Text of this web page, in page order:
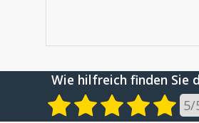
Wie hilfreich finden Sie
5/